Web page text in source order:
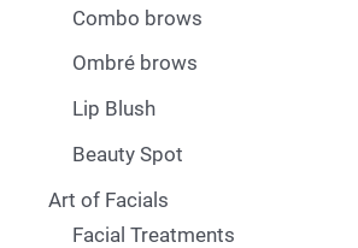
Combo brows
Ombré brows
Lip Blush
Beauty Spot
Art of Facials
Facial Treatments